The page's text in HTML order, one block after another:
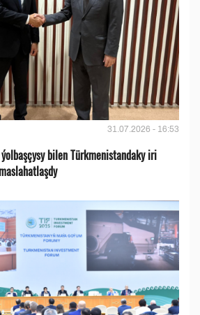
31.07.2026 - 16:53
bilen Türkmenistandaky iri